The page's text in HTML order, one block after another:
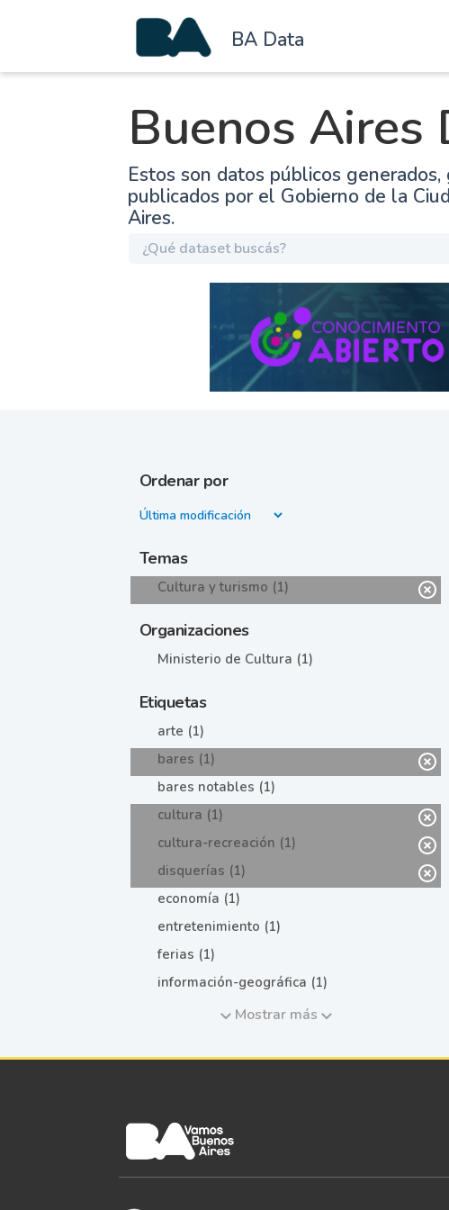
BA Data
Buenos Aires
Estos son datos públicos generados,
publicados por el Gobierno de la
Aires.
Ordenar por
Temas
Cultura y turismo (1)
Organizaciones
Ministerio de Cultura (1)
Etiquetas
arte (1)
bares (1)
bares notables (1)
cultura (1)
cultura-recreación (1)
disquerías (1)
economía (1)
entretenimiento (1)
ferias (1)
información-geográfica (1)
Mostrar más